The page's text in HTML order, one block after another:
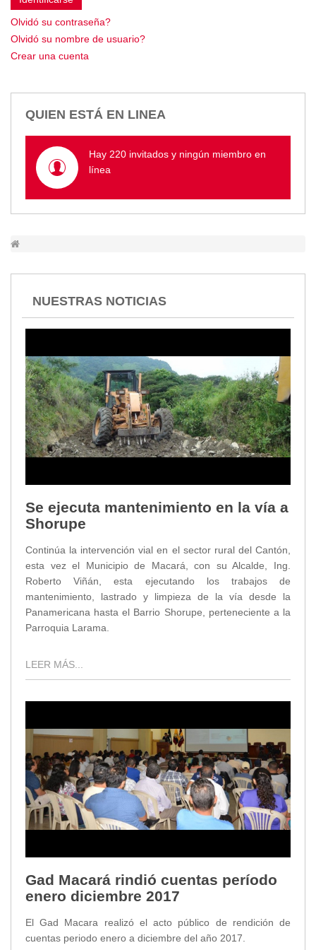
Olvidó su contraseña?
Olvidó su nombre de usuario?
Crear una cuenta
QUIEN ESTÁ EN LINEA
Hay 220 invitados y ningún miembro en
línea
NUESTRAS NOTICIAS
Se ejecuta mantenimiento en la vía a
Shorupe
Continúa la intervención vial en el sector rural del Cantón,
esta vez el Municipio de Macará, con su Alcalde, Ing.
Roberto Viñán, esta ejecutando los trabajos de
mantenimiento, lastrado y limpieza de la vía desde la
Panamericana hasta el Barrio Shorupe, perteneciente a la
Parroquia Larama.
LEER MÁS...
Gad Macará rindió cuentas período
enero diciembre 2017
El Gad Macara realizó el acto público de rendición de
cuentas periodo enero a diciembre del año 2017.
Empresa Pública de Vivienda
Biblioteca
P.A.C. - P.O.A.
Ordenanzas/Resoluciones
Cumplimiento LOTAIP
Concurso de Méritos
Concursos 2016
Servicio